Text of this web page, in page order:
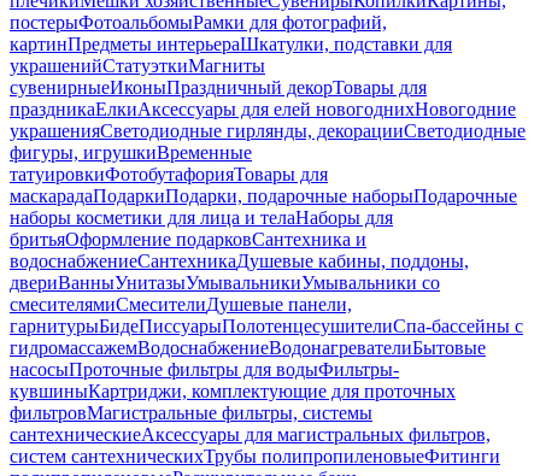
постерыФотоальбомыРамки для фотографий,
картинПредметы интерьераШкатулки, подставки для
украшенийСтатуэткиМагниты
сувенирныеИконыПраздничный декорТовары для
праздникаЕлкиАксессуары для елей новогоднихНовогодние
украшенияСветодиодные гирлянды, декорацииСветодиодные
фигуры, игрушкиВременные
татуировкиФотобутафорияТовары для
маскарадаПодаркиПодарки, подарочные наборыПодарочные
наборы косметики для лица и телаНаборы для
бритьяОформление подарковСантехника и
водоснабжениеСантехникаДушевые кабины, поддоны,
двериВанныУнитазыУмывальникиУмывальники со
смесителямиСмесителиДушевые панели,
гарнитурыБидеПиссуарыПолотенцесушителиСпа-бассейны с
гидромассажемВодоснабжениеВодонагревателиБытовые
насосыПроточные фильтры для водыФильтры-
кувшиныКартриджи, комплектующие для проточных
фильтровМагистральные фильтры, системы
сантехническиеАксессуары для магистральных фильтров,
систем сантехническихТрубы полипропиленовыеФитинги